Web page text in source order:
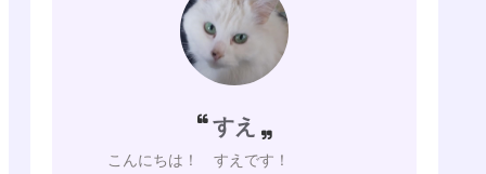
すえ
こんにちは！ すえです！